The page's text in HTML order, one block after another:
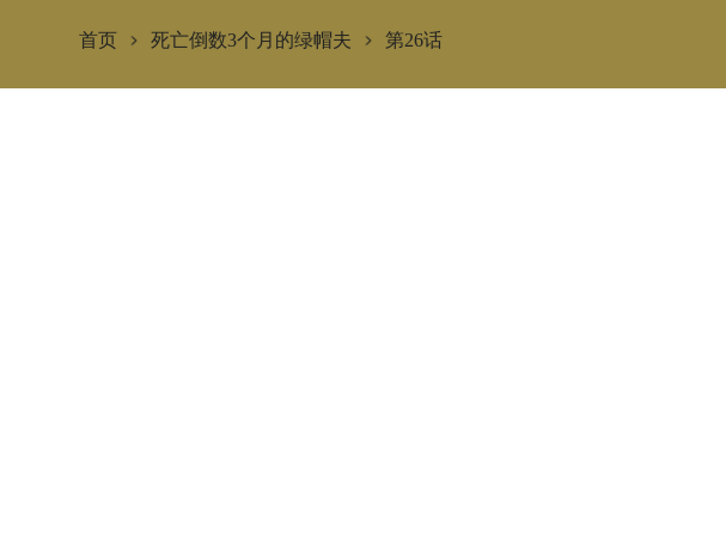
首页 死亡倒数3个月的绿帽夫 第26话